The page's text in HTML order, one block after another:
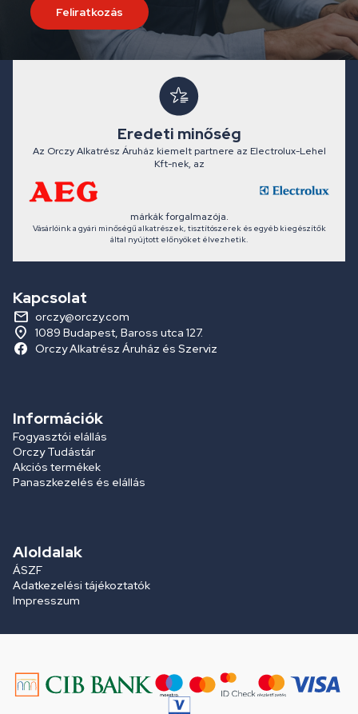
Feliratkozás
Eredeti minőség
Az Orczy Alkatrész Áruház kiemelt partnere az Electrolux-Lehel
Kft-nek, az
márkák forgalmazója.
Vásárlóink a gyári minőségű alkatrészek, tisztítószerek és egyéb kiegészítők
által nyújtott előnyöket élvezhetik.
Kapcsolat
orczy@orczy.com
1089 Budapest, Baross utca 127.
Orczy Alkatrész Áruház és Szerviz
Információk
Fogyasztói elállás
Orczy Tudástár
Akciós termékek
Panaszkezelés és elállás
Aloldalak
ÁSZF
Adatkezelési tájékoztatók
Impresszum